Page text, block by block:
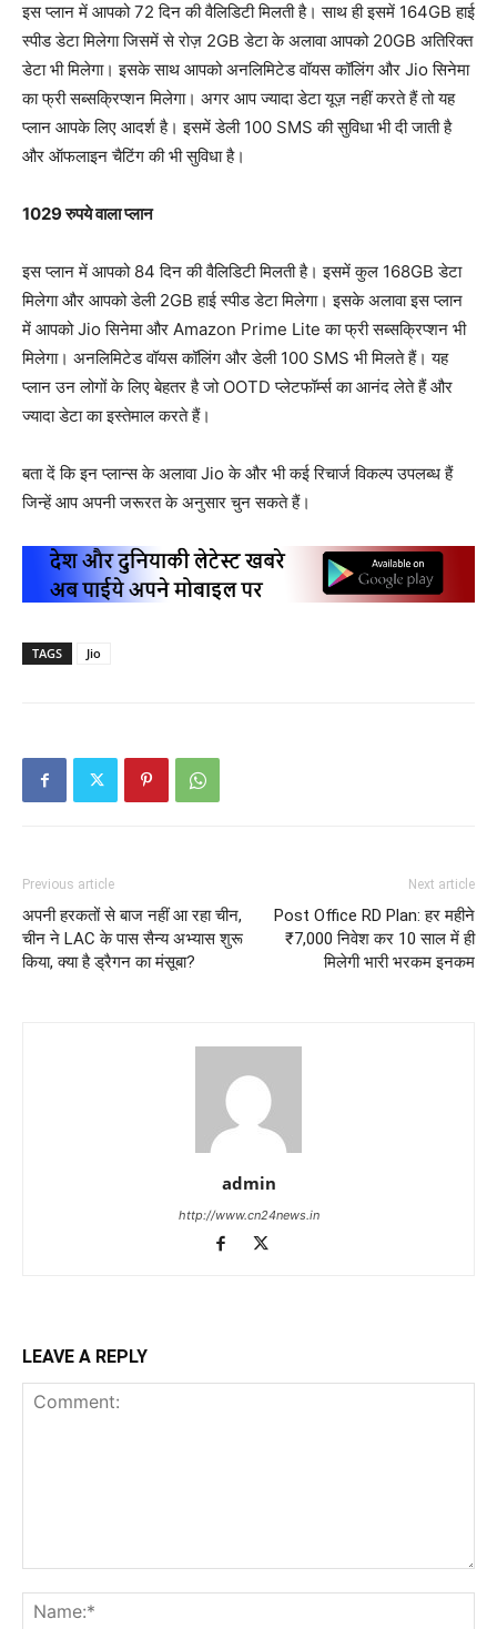
इस प्लान में आपको 72 दिन की वैलिडिटी मिलती है। साथ ही इसमें 164GB हाई
स्पीड डेटा मिलेगा जिसमें से रोज़ 2GB डेटा के अलावा आपको 20GB अतिरिक्त
डेटा भी मिलेगा। इसके साथ आपको अनलिमिटेड वॉयस कॉलिंग और Jio सिनेमा
का फ्री सब्सक्रिप्शन मिलेगा। अगर आप ज्यादा डेटा यूज़ नहीं करते हैं तो यह
प्लान आपके लिए आदर्श है। इसमें डेली 100 SMS की सुविधा भी दी जाती है
और ऑफलाइन चैटिंग की भी सुविधा है।
1029 रुपये वाला प्लान
इस प्लान में आपको 84 दिन की वैलिडिटी मिलती है। इसमें कुल 168GB डेटा
मिलेगा और आपको डेली 2GB हाई स्पीड डेटा मिलेगा। इसके अलावा इस प्लान
में आपको Jio सिनेमा और Amazon Prime Lite का फ्री सब्सक्रिप्शन भी
मिलेगा। अनलिमिटेड वॉयस कॉलिंग और डेली 100 SMS भी मिलते हैं। यह
प्लान उन लोगों के लिए बेहतर है जो OOTD प्लेटफॉर्म्स का आनंद लेते हैं और
ज्यादा डेटा का इस्तेमाल करते हैं।
बता दें कि इन प्लान्स के अलावा Jio के और भी कई रिचार्ज विकल्प उपलब्ध हैं
जिन्हें आप अपनी जरूरत के अनुसार चुन सकते हैं।
TAGS Jio
Previous article
अपनी हरकतों से बाज नहीं आ रहा चीन,
चीन ने LAC के पास सैन्य अभ्यास शुरू
किया, क्या है ड्रैगन का मंसूबा?
Next article
Post Office RD Plan: हर महीने
₹7,000 निवेश कर 10 साल में ही
मिलेगी भारी भरकम इनकम
admin
http://www.cn24news.in
LEAVE A REPLY